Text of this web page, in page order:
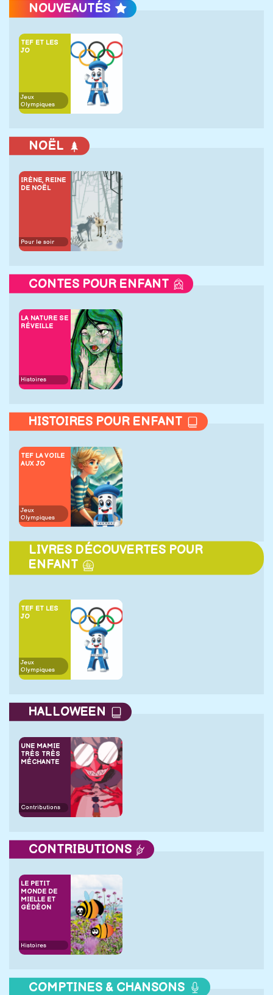
NOUVEAUTÉS
TEF ET LES
JO
Jeux
Olympiques
NOËL
IRÈNE, REINE
DE NOËL
Pour le soir
CONTES POUR ENFANT
LA NATURE SE
RÉVEILLE
Histoires
HISTOIRES POUR ENFANT
TEF LA VOILE
AUX JO
Jeux
Olympiques
LIVRES DÉCOUVERTES POUR
ENFANT
TEF ET LES
JO
Jeux
Olympiques
HALLOWEEN
UNE MAMIE
TRÈS TRÈS
MÉCHANTE
Contributions
CONTRIBUTIONS
LE PETIT
MONDE DE
MIELLE ET
GÉDÉON
Histoires
COMPTINES & CHANSONS